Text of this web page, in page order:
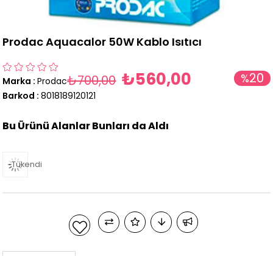
Prodac Aquacalor 50W Kablo Isıtıcı
Marka : Prodac %20
₺700,00 ₺560,00
Barkod : 8018189120121
Bu Ürünü Alanlar Bunları da Aldı
Tükendi